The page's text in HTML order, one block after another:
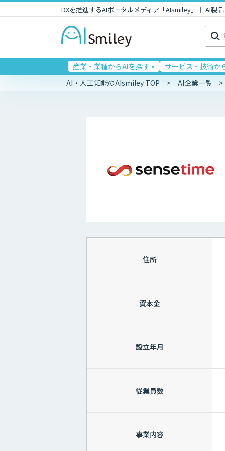
DXを推進するAIポータルメディア「AIsmiley」｜ AI製
検
索:
産業・業種からAIを探す
サービス・技術か
AI・人工知能のAIsmiley TOP
AI企業一覧
住所
資本金
設立年月
従業員数
事業内容